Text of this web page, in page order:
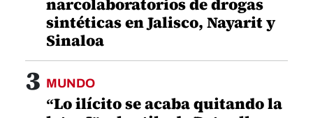
narcolaboratorios de drogas
sintéticas en Jalisco, Nayarit y
Sinaloa
3 MUNDO
“Lo ilícito se acaba quitando la